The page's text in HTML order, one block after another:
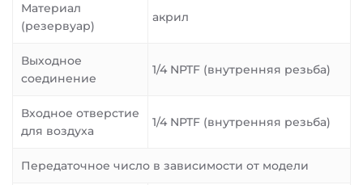
Материал
(резервуар)
акрил
Выходное
соединение
1/4 NPTF (внутренняя резьба)
Входное отверстие
для воздуха
1/4 NPTF (внутренняя резьба)
Передаточное число в зависимости от модели